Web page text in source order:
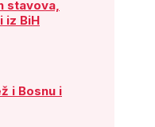
stavova,
iz BiH
i Bosnu i